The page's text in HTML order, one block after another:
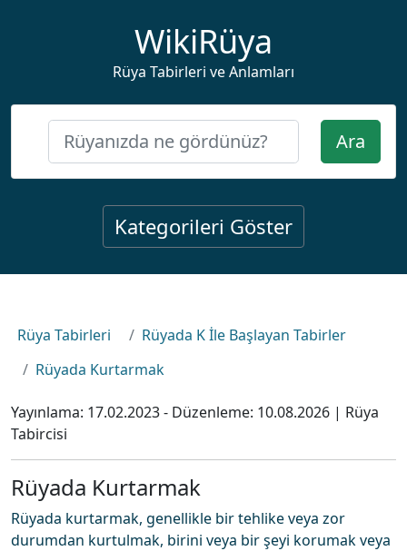
WikiRüya
Rüya Tabirleri ve Anlamları
Ara
Kategorileri Göster
Rüya Tabirleri
Rüyada K İle Başlayan Tabirler
Rüyada Kurtarmak
Yayınlama: 17.02.2023- Düzenleme: 10.08.2026 | Rüya
Tabircisi
Rüyada Kurtarmak
Rüyada kurtarmak, genellikle bir tehlike veya zor
durumdan kurtulmak, birini veya bir şeyi korumak veya